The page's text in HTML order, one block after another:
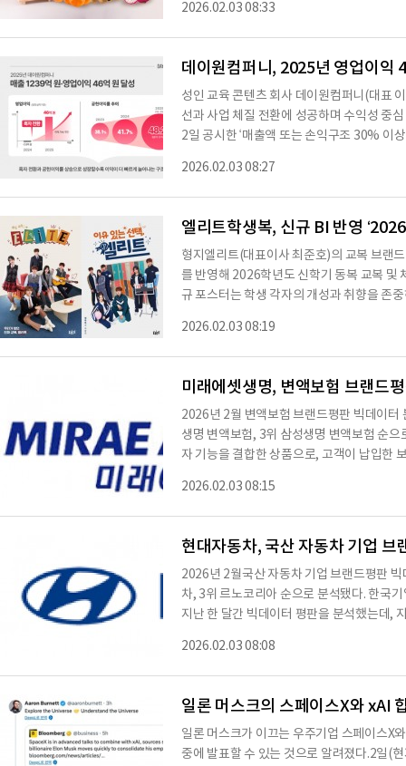
보이는 설 선물세트 2종의 공통 품목으로는
비롯해 감숙왕 허니팟 파인애플, 폴앤박 유
2026.02.03 08:33
데이원컴퍼니, 2025년 영업이익
성인 교육 콘텐츠 회사 데이원컴퍼니(대표
선과 사업 체질 전환에 성공하며 수익성 중
2일 공시한 ‘매출액 또는 손익구조 30% 이
다. 특히 하반기부터 실적 회복세가 본격화
기 연속 성장 흐름을 이어갔고 전년 동기 대
2026.02.03 08:27
엘리트학생복, 신규 BI 반영
형지엘리트(대표이사 최준호)의 교복 브랜
를 반영해 2026학년도 신학기 동복 교복 및
규 포스터는 학생 각자의 개성과 취향을 존
의 감성과 스타일을 자유롭게 표현하는 데
따라 다이어리를 꾸미듯 학생들이 개성적
2026.02.03 08:19
미래에셋생명, 변액보험 브랜드
2026년 2월 변액보험 브랜드평판 빅데이
생명 변액보험, 3위 삼성생명 변액보험 순
자 기능을 결합한 상품으로, 고객이 납입한
개 변액보험 브랜드에 대한 2026년 2월 빅데
일까지의 변액보험 브랜드 빅데이터
2026.02.03 08:15
현대자동차, 국산 자동차 기업
2026년 2월국산 자동차 기업 브랜드평판
차, 3위 르노코리아 순으로 분석됐다. 한국
지난 한 달간 빅데이터 평판을 분석했는데,
대한 평판지수는 브랜드에 대한 소비자들
시장가치, 재무가치로 나누게 된다. 국산 자
2026.02.03 08:08
일론 머스크의 스페이스X와 xAI
일론 머스크가 이끄는 우주기업 스페이스X
중에 발표할 수 있는 것으로 알려졌다.2일(